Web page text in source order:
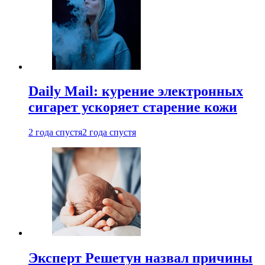
Daily Mail: курение электронных
сигарет ускоряет старение кожи
2 года спустя2 года спустя
Эксперт Решетун назвал причины